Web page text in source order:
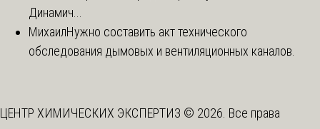
Динамич...
МихаилНужно составить акт технического
обследования дымовых и вентиляционных каналов.
ЦЕНТР ХИМИЧЕСКИХ ЭКСПЕРТИЗ © 2026. Все права